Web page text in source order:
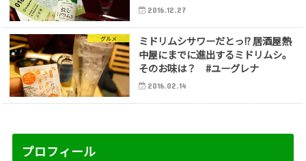
2016.12.27
グルメ
ミドリムシサワーだとっ!? 居酒屋熱
中屋にまでに進出するミドリムシ。
そのお味は？ #ユーグレナ
2016.02.14
プロフィール